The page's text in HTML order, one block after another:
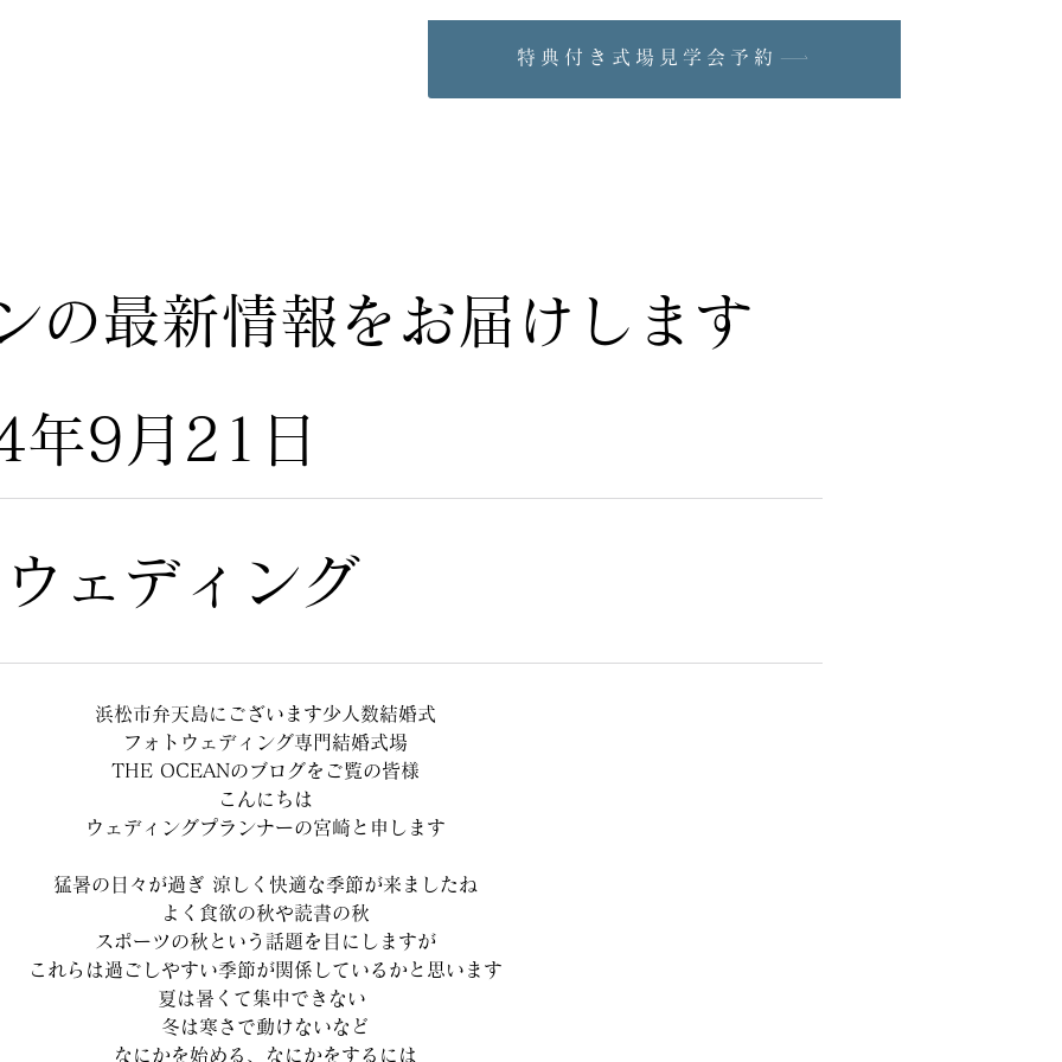
特典付き式場見学会予約
浜松市弁天島にございます少人数結婚式
フォトウェディング専門結婚式場
THE OCEANのブログをご覧の皆様
こんにちは
ウェディングプランナーの宮崎と申します
猛暑の日々が過ぎ 涼しく快適な季節が来ましたね
よく食欲の秋や読書の秋
スポーツの秋という話題を目にしますが
これらは過ごしやすい季節が関係しているかと思います
夏は暑くて集中できない
冬は寒さで動けないなど
なにかを始める、なにかをするには
ェディング
の最新情報をお届けします
年9月21日